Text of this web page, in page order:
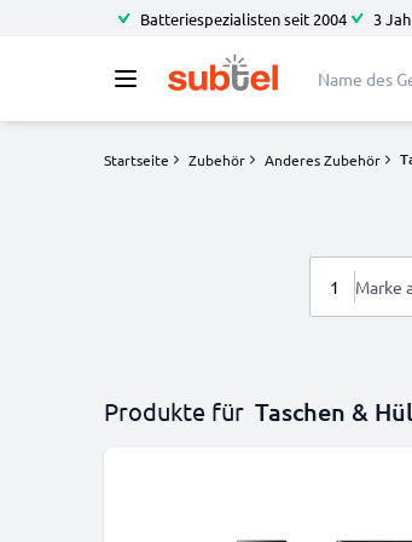
Batteriespezialisten seit 2004 3
Startseite Zubehör Anderes Zubehör
1 Marke
Produkte für Taschen &